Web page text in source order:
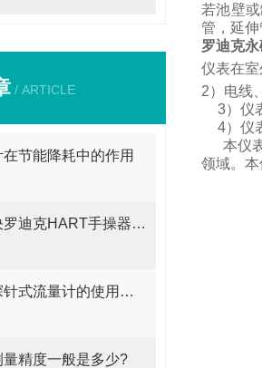
/ ARTICLE
节能降耗中的作用
原来这才是解决罗迪克HART手操器常见故障的正确方法！
快速掌握智能探针式流量计的使用秘籍
精度一般是多少?
若池壁
管， 延
罗迪克
仪表在
2）电线
3）仪
4）仪
本仪
领域。 本